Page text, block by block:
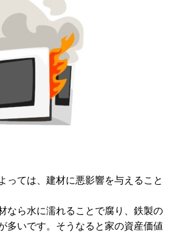
っては、建材に悪影響を与えること
なら水に濡れることで腐り、鉄製の
多いです。そうなると家の資産価値